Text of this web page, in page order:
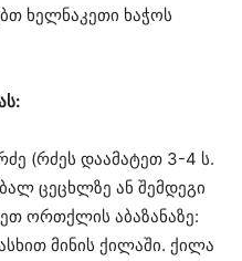
ხელნაკეთი ხაჭოს
(რძეს დაამატეთ 3-4 ს.
ცეცხლზე ან შემდეგი
ორთქლის აბაზანაზე:
მინის ქილაში. ქილა